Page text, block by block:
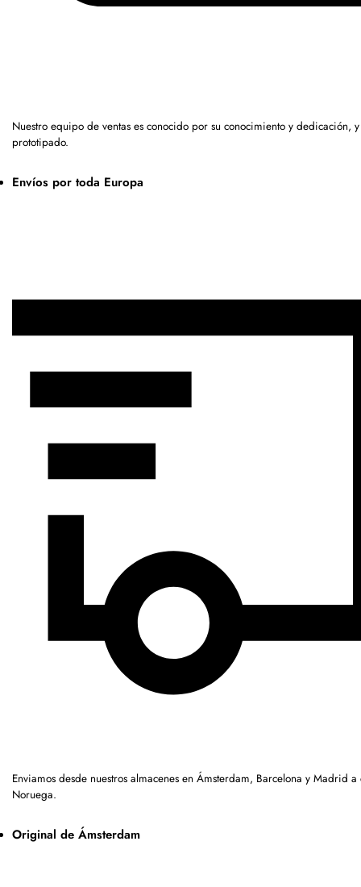
Nuestro equipo de ventas es conocido por su conocimiento y dedicación,
prototipado.
Envíos por toda Europa
Enviamos desde nuestros almacenes en Ámsterdam, Barcelona y Madrid
Noruega.
Original de Ámsterdam